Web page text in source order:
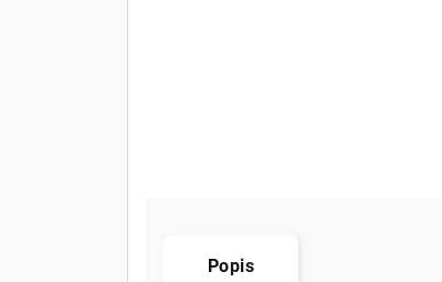
Popis